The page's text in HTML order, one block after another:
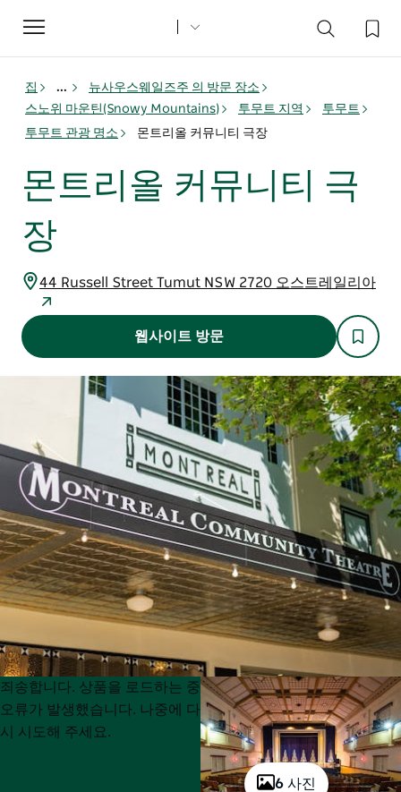
Toggle
navigation
집 ...
뉴사우스웨일즈주 의 방문 장소
스노위 마운틴(Snowy Mountains)
투무트 지역
투무트
투무트 관광 명소
몬트리올 커뮤니티 극장
몬트리올 커뮤니티 극
장
44 Russell Street Tumut NSW 2720 오스트레일리아
웹사이트 방문
6 사진
Product
List
Product
List
죄송합니다. 상품을 로드하는 중
오류가 발생했습니다. 나중에 다
시 시도해 주세요.